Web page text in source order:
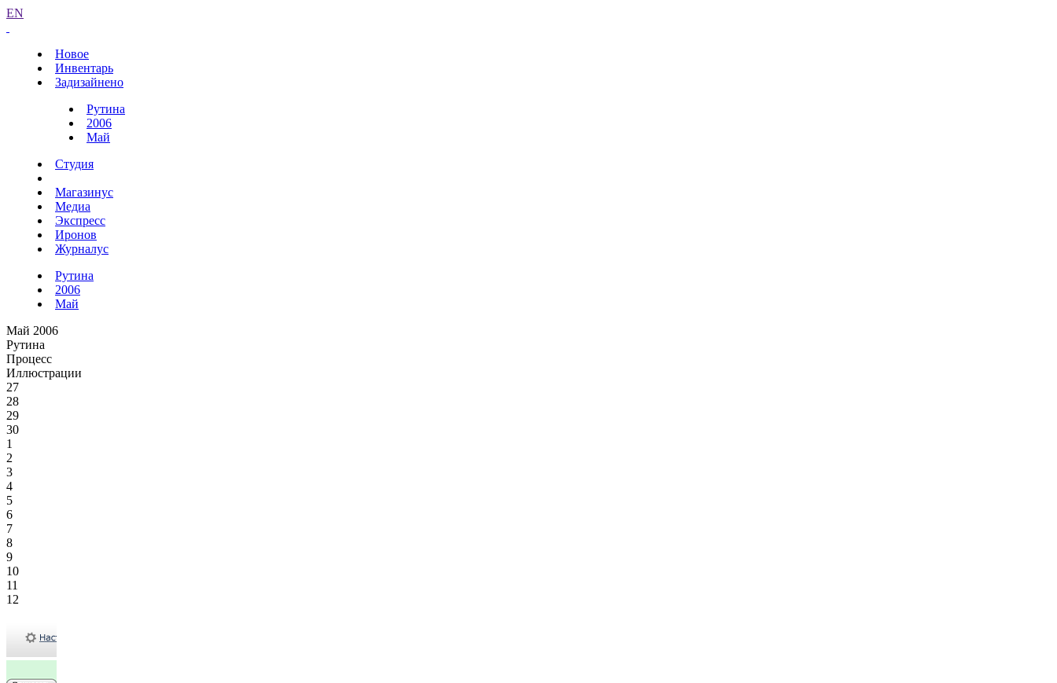
EN
Новое
Инвентарь
Задизайнено
Рутина
2006
Май
Студия
Магазинус
Медиа
Экспресс
Иронов
Журналус
Рутина
2006
Май
Май 2006
Рутина
Процесс
Иллюстрации
27
28
29
30
1
2
3
4
5
6
7
8
9
10
11
12